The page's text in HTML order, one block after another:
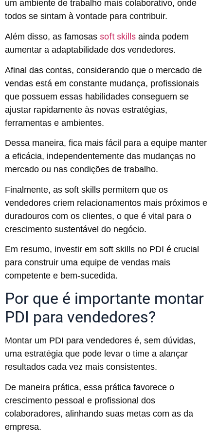
um ambiente de trabalho mais colaborativo, onde
todos se sintam à vontade para contribuir.
Além disso, as famosas soft skills ainda podem
aumentar a adaptabilidade dos vendedores.
Afinal das contas, considerando que o mercado de
vendas está em constante mudança, profissionais
que possuem essas habilidades conseguem se
ajustar rapidamente às novas estratégias,
ferramentas e ambientes.
Dessa maneira, fica mais fácil para a equipe manter
a eficácia, independentemente das mudanças no
mercado ou nas condições de trabalho.
Finalmente, as soft skills permitem que os
vendedores criem relacionamentos mais próximos e
duradouros com os clientes, o que é vital para o
crescimento sustentável do negócio.
Em resumo, investir em soft skills no PDI é crucial
para construir uma equipe de vendas mais
competente e bem-sucedida.
Por que é importante montar
PDI para vendedores?
Montar um PDI para vendedores é, sem dúvidas,
uma estratégia que pode levar o time a alançar
resultados cada vez mais consistentes.
De maneira prática, essa prática favorece o
crescimento pessoal e profissional dos
colaboradores, alinhando suas metas com as da
empresa.